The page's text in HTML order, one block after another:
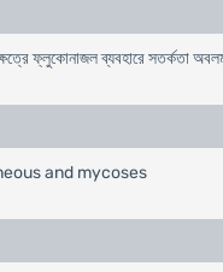
ফ্লুকোনাজল ব্যবহারে সতর্কতা
and mycoses